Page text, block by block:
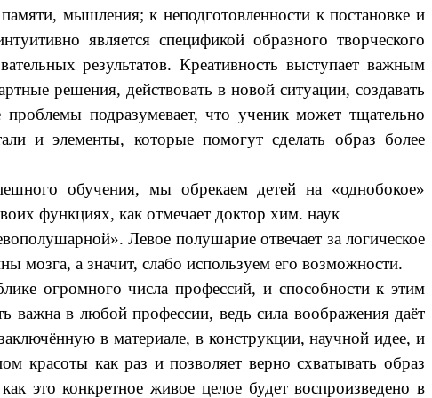
мышления; к неподготовленности к постановке и
является спецификой образного творческого
результатов. Креативность выступает важным
решения, действовать в новой ситуации, создавать
подразумевает, что ученик может тщательно
и элементы, которые помогут сделать образ более
обучения, мы обрекаем детей на «однобокое»
функциях, как отмечает доктор хим. наук
Левое полушарие отвечает за логическое
а значит, слабо используем его возможности.
огромного числа профессий, и способности к этим
важна в любой профессии, ведь сила воображения даёт
в материале, в конструкции, научной идее, и
красоты как раз и позволяет верно схватывать образ
это конкретное живое целое будет воспроизведено в